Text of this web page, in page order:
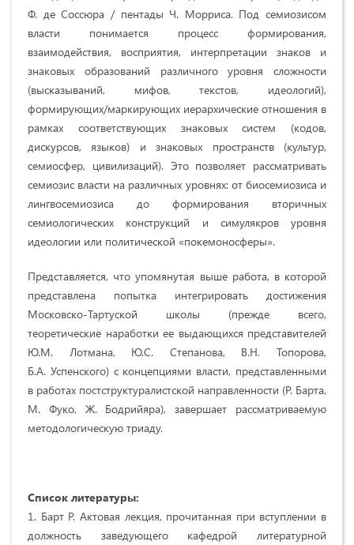
Ф. де Соссюра / пентады Ч. Морриса. Под семиозисом
власти
понимается процесс формирования,
взаимодействия, восприятия, интерпретации знаков и
знаковых образований различного уровня сложности
(высказываний, мифов, текстов, идеологий),
формирующих/маркирующих иерархические отношения в
рамках соответствующих знаковых систем (кодов,
дискурсов, языков) и знаковых пространств (культур,
семиосфер, цивилизаций). Это позволяет рассматривать
семиозис власти на различных уровнях: от биосемиозиса и
лингвосемиозиса до формирования вторичных
семиологических конструкций и симулякров уровня
идеологии или политической «покемоносферы».
Представляется, что упомянутая выше работа, в которой
представлена попытка интегрировать достижения
Московско-Тартуской школы (прежде всего,
теоретические наработки ее выдающихся представителей
Ю.М. Лотмана, Ю.С. Степанова, В.Н. Топорова,
Б.А. Успенского) с концепциями власти, представленными
в работах постструктуралистской направленности (Р. Барта,
М. Фуко, Ж. Бодрийяра), завершает рассматриваемую
методологическую триаду.
Список литературы:
1. Барт Р. Актовая лекция, прочитанная при вступлении в
должность заведующего кафедрой литературной